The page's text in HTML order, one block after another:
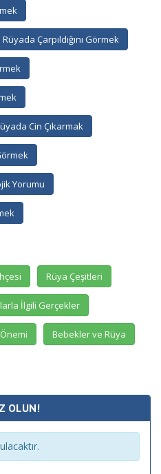
Rüyada Çarpıldığını Görmek
Cin Çıkarmak
Yorumu
Rüya Çeşitleri
İlgili Gerçekler
Bebekler ve Rüya
OLUN!